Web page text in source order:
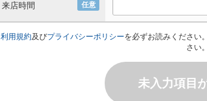
任意
来店時間
利用規約及びプライバシーポリシーを必ずお読みください
さい。
未入力項目